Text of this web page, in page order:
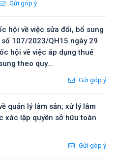
Gửi góp ý
hội về việc sửa đổi, bổ sung
107/2023/QH15 ngày 29
hội về việc áp dụng thuế
theo quy...
Gửi góp ý
quản lý lâm sản; xử lý lâm
xác lập quyền sở hữu toàn
Gửi góp ý